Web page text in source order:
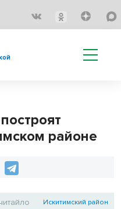
районе
Искитимский район